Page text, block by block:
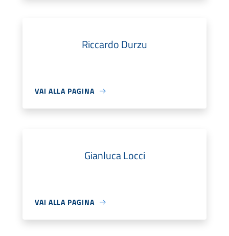
Riccardo Durzu
VAI ALLA PAGINA
Gianluca Locci
VAI ALLA PAGINA